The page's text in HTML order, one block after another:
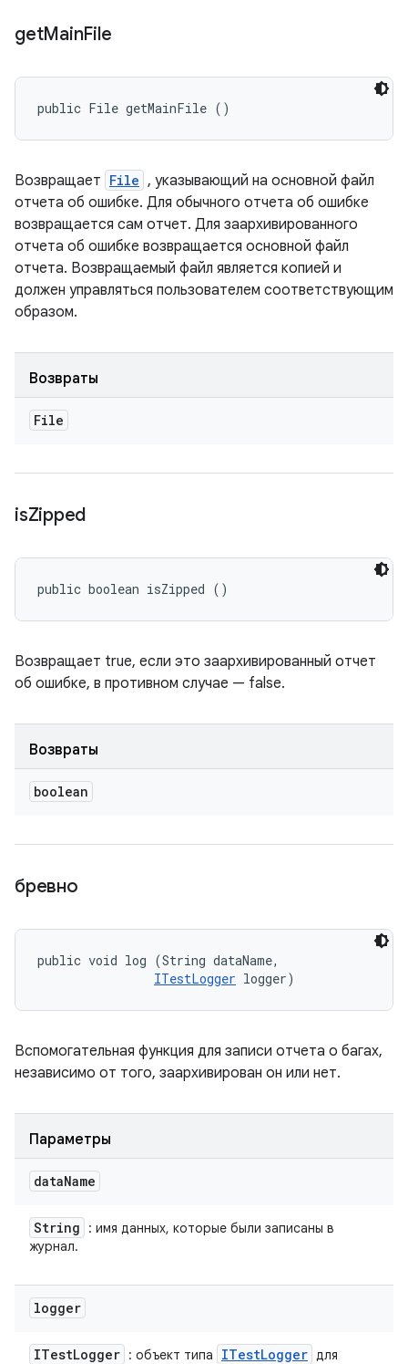
getMainFile
public File getMainFile ()
Возвращает File , указывающий на основной файл
отчета об ошибке. Для обычного отчета об ошибке
возвращается сам отчет. Для заархивированного
отчета об ошибке возвращается основной файл
отчета. Возвращаемый файл является копией и
должен управляться пользователем соответствующим
образом.
Возвраты
File
isZipped
public boolean isZipped ()
Возвращает true, если это заархивированный отчет
об ошибке, в противном случае — false.
Возвраты
boolean
бревно
public void log (String dataName,
ITestLogger logger)
Вспомогательная функция для записи отчета о багах,
независимо от того, заархивирован он или нет.
Параметры
dataName
String
: имя данных, которые были записаны в
журнал.
logger
ITestLogger : объект типа ITestLogger для